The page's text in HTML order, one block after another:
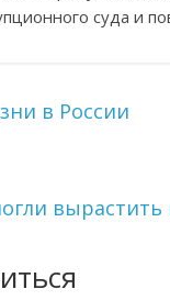
суда и
в России